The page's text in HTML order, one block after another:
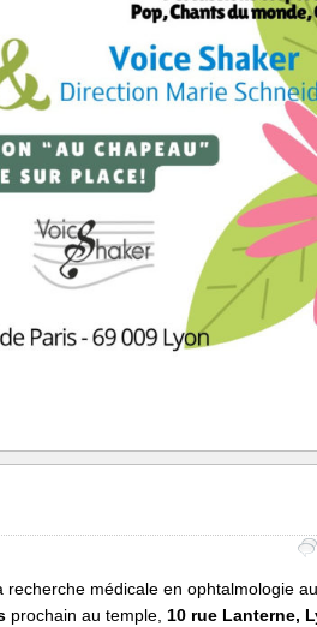
médicale en ophtalmologie
prochain au temple, 10 rue Lanterne,